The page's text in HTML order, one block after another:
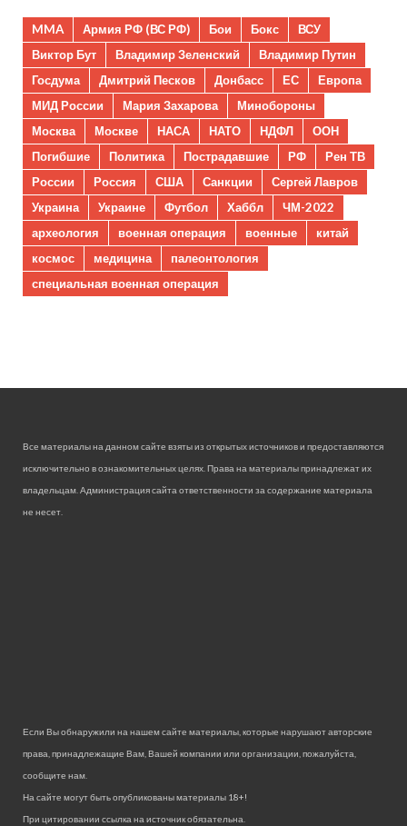
MMA Армия РФ (ВС РФ) Бои Бокс
ВСУ
Виктор Бут
Владимир Зеленский
Владимир Путин
Госдума
Дмитрий Песков Донбасс ЕС
Европа
МИД России
Мария Захарова
Минобороны
Москва
Москве НАСА НАТО НДФЛ
ООН
Погибшие
Политика Пострадавшие РФ
Рен ТВ
России
Россия США Санкции
Сергей Лавров
Украина
Украине Футбол Хаббл
ЧМ-2022
археология
военная операция военные
китай
космос
медицина
палеонтология
специальная военная операция
Все материалы на данном сайте взяты из открытых источников и предоставляются
исключительно в ознакомительных целях. Права на материалы принадлежат их
владельцам. Администрация сайта ответственности за содержание материала
не несет.
Если Вы обнаружили на нашем сайте материалы, которые нарушают авторские
права, принадлежащие Вам, Вашей компании или организации, пожалуйста,
сообщите нам.
На сайте могут быть опубликованы материалы 18+!
При цитировании ссылка на источник обязательна.